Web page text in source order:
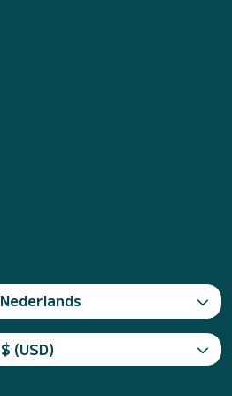
Nederlands
$ (USD)